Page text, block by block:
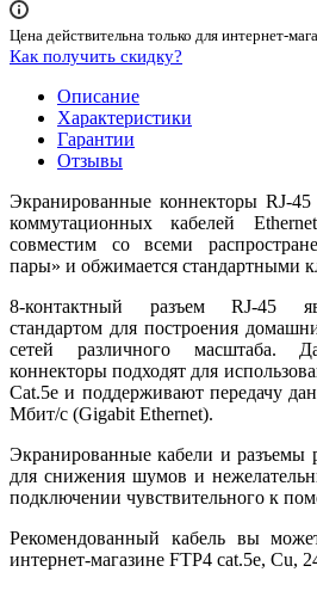
Цена действительна только для интернет-
Как получить скидку?
Описание
Характеристики
Гарантии
Отзывы
Экранированные коннекторы RJ-45
коммутационных кабелей
совместим со всеми
пары» и обжимается стандартными
8-контактный разъем RJ-45
стандартом для построения
сетей различного масштаба.
коннекторы подходят для
Cat.5e и поддерживают передачу
Мбит/с (Gigabit Ethernet).
Экранированные кабели и разъемы
для снижения шумов и
подключении чувствительного к
Рекомендованный кабель вы
интернет-магазине FTP4 cat.5e, Cu,